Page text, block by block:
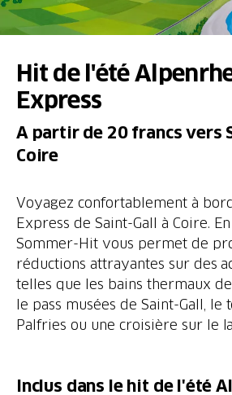
Hit de l'été
Express
A partir de 20 francs vers
Coire
Voyagez confortablement à
Express de Saint-Gall à Coire.
Sommer-Hit vous permet de
réductions attrayantes sur des
telles que les bains thermaux
le pass musées de Saint-Gall, le
Palfries ou une croisière sur le
Inclus dans le hit de l'été